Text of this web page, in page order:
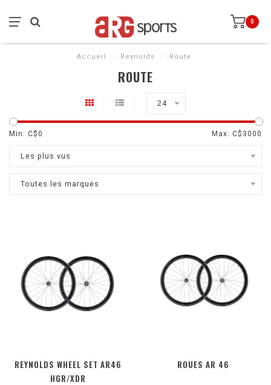
0
Accueil / Reynolds / Route
ROUTE
24
Min: C$0 Max: C$ 3000
Les plus vus
Toutes les marques
REYNOLDS WHEEL SET AR46
HGR/XDR
ROUES AR 46